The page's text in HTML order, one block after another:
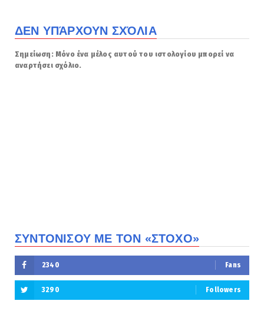
ΔΕΝ ΥΠΆΡΧΟΥΝ ΣΧΌΛΙΑ
Σημείωση: Μόνο ένα μέλος αυτού του ιστολογίου μπορεί να
αναρτήσει σχόλιο.
ΣΥΝΤΟΝΙΣΟΥ ΜΕ ΤΟΝ «ΣΤΟΧΟ»
2340 Fans
3290 Followers